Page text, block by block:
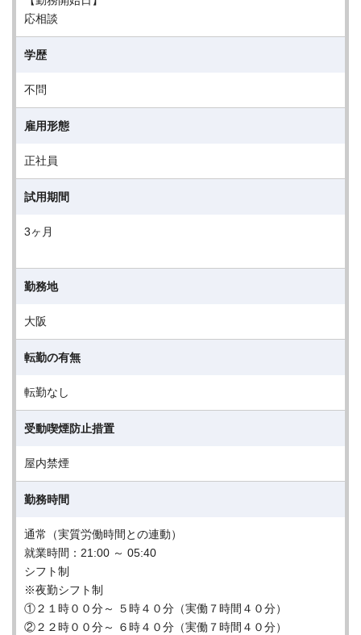
応相談
学歴
不問
雇用形態
正社員
試用期間
3ヶ月
勤務地
大阪
転勤の有無
転勤なし
受動喫煙防止措置
屋内禁煙
勤務時間
通常（実質労働時間との連動）
就業時間：21:00 ～ 05:40
シフト制
※夜勤シフト制
①２１時００分～ ５時４０分（実働７時間４０分）
②２２時００分～ ６時４０分（実働７時間４０分）